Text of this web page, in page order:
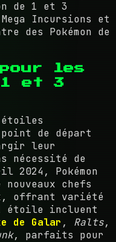
de 1 et 3
Incursions et
des Pokémon de
pour les
et 3
de départ
leur
nécessité de
2024, Pokémon
chefs
offrant variété
étoile incluent
de Galar , Ralts,
, parfaits pour